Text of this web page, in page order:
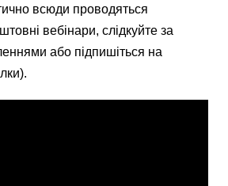
всюди проводяться
вебінари, слідкуйте за
або підпишіться на